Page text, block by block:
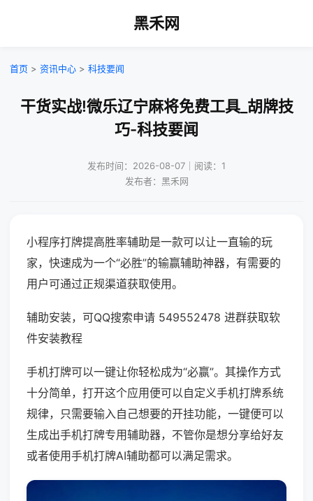
黑禾网
首页 > 资讯中心 > 科技要闻
干货实战!微乐辽宁麻将免费工具_胡牌技
巧-科技要闻
发布时间：2026-08-07｜阅读：1
发布者：黑禾网
小程序打牌提高胜率辅助是一款可以让一直输的玩
家，快速成为一个“必胜”的输赢辅助神器，有需要的
用户可通过正规渠道获取使用。
辅助安装，可QQ搜索申请 549552478 进群获取软
件安装教程
手机打牌可以一键让你轻松成为“必赢”。其操作方式
十分简单，打开这个应用便可以自定义手机打牌系统
规律，只需要输入自己想要的开挂功能，一键便可以
生成出手机打牌专用辅助器，不管你是想分享给好友
或者使用手机打牌AI辅助都可以满足需求。